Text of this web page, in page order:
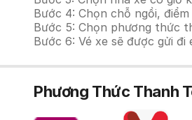
Bước 4: Chọn chỗ ngồi,
Bước 5: Chọn phương thức
Bước 6: Vé xe sẽ được gửi
Phương Thức Thanh